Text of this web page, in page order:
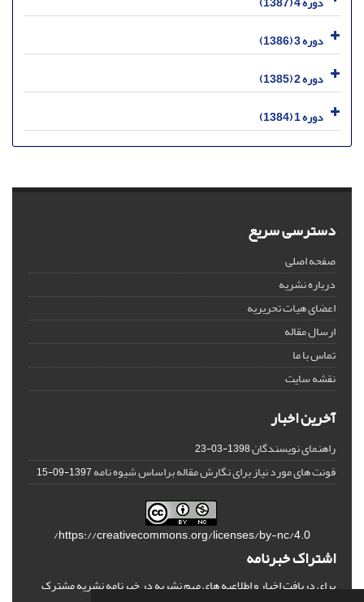
دوره 3 (1386)
دوره 2 (1385)
دوره 1 (1384)
دسترسی سریع
صفحه اصلی
درباره نشریه
اعضای هیات تحریریه
ارسال مقاله
تماس با ما
نقشه سایت
آخرین اخبار
راهنمای نویسندگان1398-03-23
فونت های مورد نیاز برای نگارش مقاله براساس شیوه نامه1397-09-15
https://creativecommons.org/licenses/by-nc/4.0/
اشتراک خبرنامه
برای دریافت اخبار و اطلاعیه های مهم نشریه در خبرنامه نشریه مشترک